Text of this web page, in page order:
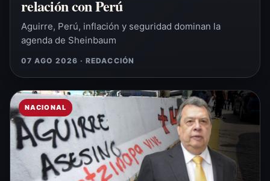
relación con Perú
Aguirre, Perú, inflación y seguridad dominan la
agenda de Sheinbaum
07 AGO 2026 · REDACCIÓN
NACIONAL